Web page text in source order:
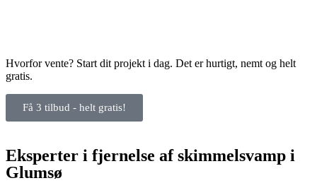
Hvorfor vente? Start dit projekt i dag. Det er hurtigt, nemt og helt
gratis.
Få 3 tilbud - helt gratis!
Eksperter i fjernelse af skimmelsvamp i
Glumsø